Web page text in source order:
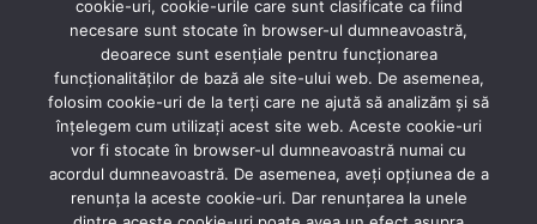
Strada Calea Ieşilor 11/3, Chişinău
Luni - Vineri: 08:00 - 17:00
REȚELE SOCIALE
cookie-uri, cookie-urile care sunt clasificate ca fiind
necesare sunt stocate în browser-ul dumneavoastră,
deoarece sunt esențiale pentru funcționarea
funcționalităților de bază ale site-ului web. De asemenea,
folosim cookie-uri de la terți care ne ajută să analizăm și să
înțelegem cum utilizați acest site web. Aceste cookie-uri
vor fi stocate în browser-ul dumneavoastră numai cu
acordul dumneavoastră. De asemenea, aveți opțiunea de a
renunța la aceste cookie-uri. Dar renunțarea la unele